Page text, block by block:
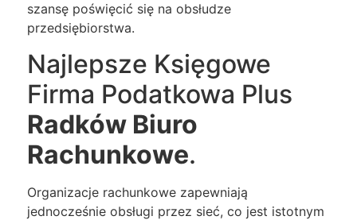
szansę poświęcić się na obsłudze
przedsiębiorstwa.
Najlepsze Księgowe
Firma Podatkowa Plus
Radków Biuro
Rachunkowe.
Organizacje rachunkowe zapewniają
jednocześnie obsługi przez sieć, co jest istotnym